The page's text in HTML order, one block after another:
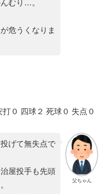
むり…。
危うくなりま
０ 四球２ 死球０ 失点０
父ちゃん
げて無失点で
屋投手も先頭